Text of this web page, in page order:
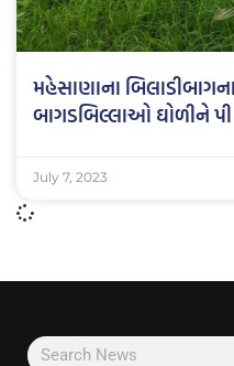
મહેસાણાના
બાગડબિલ્લાઓ ઘોળીને
July 7, 2023